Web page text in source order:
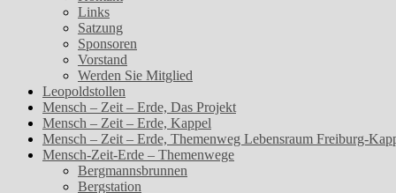
Links
Satzung
Sponsoren
Vorstand
Werden Sie Mitglied
Leopoldstollen
Mensch – Zeit – Erde, Das Projekt
Mensch – Zeit – Erde, Kappel
Mensch – Zeit – Erde, Themenweg Lebensraum Freiburg-
Mensch-Zeit-Erde – Themenwege
Bergmannsbrunnen
Bergstation